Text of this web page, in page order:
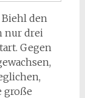
Biehl den
nur drei
Gegen
große